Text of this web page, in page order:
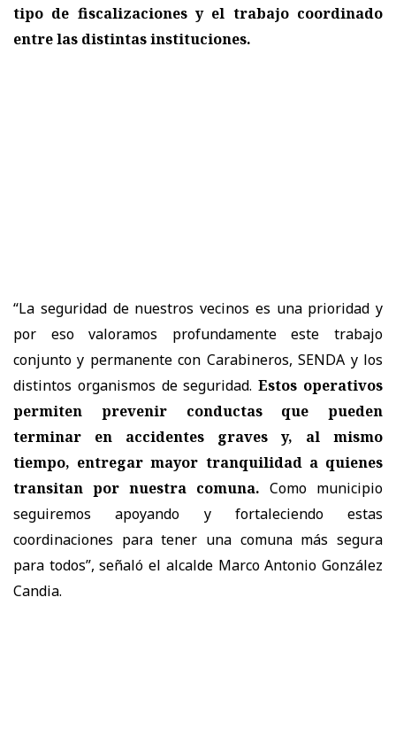
tipo de fiscalizaciones y el trabajo coordinado
entre las distintas instituciones.
“La seguridad de nuestros vecinos es una prioridad y
por eso valoramos profundamente este trabajo
conjunto y permanente con Carabineros, SENDA y los
distintos organismos de seguridad.Estos operativos
permiten prevenir conductas que pueden
terminar en accidentes graves y, al mismo
tiempo, entregar mayor tranquilidad a quienes
transitan por nuestra comuna. Como municipio
seguiremos apoyando y fortaleciendo estas
coordinaciones para tener una comuna más segura
para todos”, señaló el alcalde Marco Antonio González
Candia.